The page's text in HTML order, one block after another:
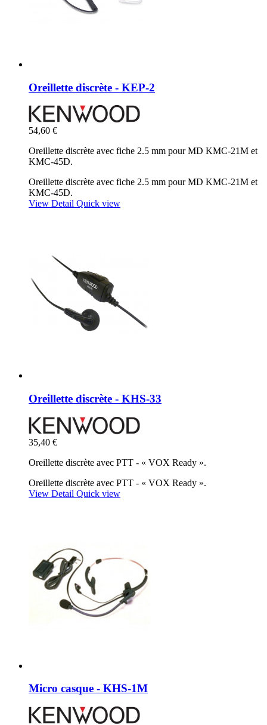
Oreillette discrète - KEP-2
54,60 €
Oreillette discrète avec fiche 2.5 mm pour MD KMC-21M et
KMC-45D.
Oreillette discrète avec fiche 2.5 mm pour MD KMC-21M et
KMC-45D.
View Detail Quick view
Oreillette discrète - KHS-33
35,40 €
Oreillette discrète avec PTT - « VOX Ready ».
Oreillette discrète avec PTT - « VOX Ready ».
View Detail Quick view
Micro casque - KHS-1M